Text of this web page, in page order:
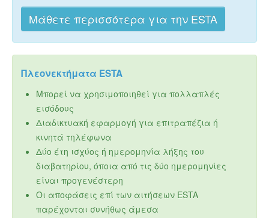
Μάθετε περισσότερα για την ESTA
Πλεονεκτήματα ESTA
Μπορεί να χρησιμοποιηθεί για πολλαπλές
εισόδους
Διαδικτυακή εφαρμογή για επιτραπέζια ή
κινητά τηλέφωνα
Δύο έτη ισχύος ή ημερομηνία λήξης του
διαβατηρίου, όποια από τις δύο ημερομηνίες
είναι προγενέστερη
Οι αποφάσεις επί των αιτήσεων ESTA
παρέχονται συνήθως άμεσα